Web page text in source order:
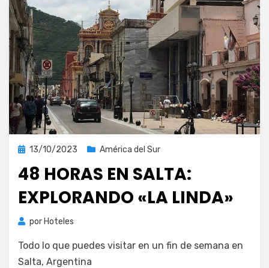
Publicada
13/10/2023 América del Sur
48 HORAS EN SALTA:
EXPLORANDO «LA LINDA»
por Hoteles
Todo lo que puedes visitar en un fin de semana en
Salta, Argentina